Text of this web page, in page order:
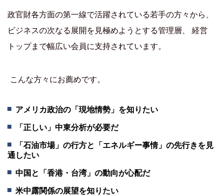
政官財各方面の第一線で活躍されている若手の方々から、
ビジネスの次なる展開を見極めようとする管理層、 経営
トップまで幅広い会員に支持されています。
こんな方々にお薦めです。
アメリカ政治の「現地情勢」を知りたい
「正しい」中東分析が必要だ
「石油市場」の行方と「エネルギー事情」の先行きを見
通したい
中国と「香港・台湾」の動向が心配だ
米中露関係の展望を知りたい